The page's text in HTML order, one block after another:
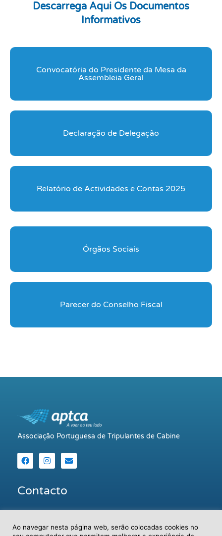
Descarrega Aqui Os Documentos
Informativos
Convocatória do Presidente da Mesa da
Assembleia Geral
Declaração de Delegação
Relatório de Actividades e Contas 2025
Órgãos Sociais
Parecer do Conselho Fiscal
Associação Portuguesa de Tripulantes de Cabine
Contacto
Ao navegar nesta página web, serão colocadas cookies no